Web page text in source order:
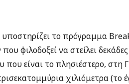
υποστηρίζει το πρόγραμμα
φιλοδοξεί να στείλει
που είναι το πλησιέστερο, στη
χιλιόμετρα (το